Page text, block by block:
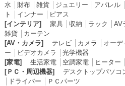
水
財布│ 雑貨│ ジュエリー アパレル│
ト
インナー
ピアス
[インテリア]
家具│ 収納 ラック AV
雑貨│ カーテン
[AV・カメラ]
テレビ│ カメラ オーデ
ー
ビデオカメラ
光学機器
[家電]
生活家電│ 空調家電│ ヒーター
[ＰＣ・周辺機器]
デスクトップパソコ
ドライバー
ＰＣパーツ